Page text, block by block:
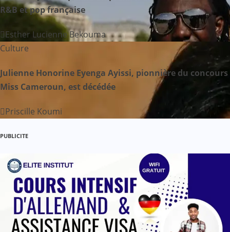
e
l
a
t
c
R&B et pop française
Esther Lucienne Bekouma
Culture
Julienne Honorine Eyenga Ayissi, pionnière du concours
Miss Cameroun, est décédée
Priscille Koumi
PUBLICITE